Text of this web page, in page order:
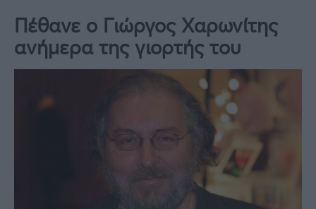
Πέθανε ο Γιώργος Χαρωνίτης
ανήμερα της γιορτής του